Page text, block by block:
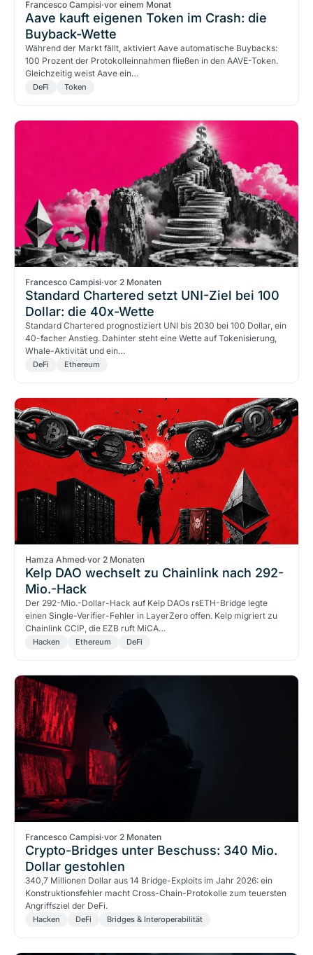
Francesco Campisi·vor einem Monat
Aave kauft eigenen Token im Crash: die
Buyback-Wette
Während der Markt fällt, aktiviert Aave automatische Buybacks:
100 Prozent der Protokolleinnahmen fließen in den AAVE-Token.
Gleichzeitig weist Aave ein…
DeFi Token
Francesco Campisi·vor 2 Monaten
Standard Chartered setzt UNI-Ziel bei 100
Dollar: die 40x-Wette
Standard Chartered prognostiziert UNI bis 2030 bei 100 Dollar, ein
40-facher Anstieg. Dahinter steht eine Wette auf Tokenisierung,
Whale-Aktivität und ein…
DeFi Ethereum
Hamza Ahmed·vor 2 Monaten
Kelp DAO wechselt zu Chainlink nach 292-
Mio.-Hack
Der 292-Mio.-Dollar-Hack auf Kelp DAOs rsETH-Bridge legte
einen Single-Verifier-Fehler in LayerZero offen. Kelp migriert zu
Chainlink CCIP, die EZB ruft MiCA…
Hacken Ethereum DeFi
Francesco Campisi·vor 2 Monaten
Crypto-Bridges unter Beschuss: 340 Mio.
Dollar gestohlen
340,7 Millionen Dollar aus 14 Bridge-Exploits im Jahr 2026: ein
Konstruktionsfehler macht Cross-Chain-Protokolle zum teuersten
Angriffsziel der DeFi.
Hacken DeFi Bridges & Interoperabilität